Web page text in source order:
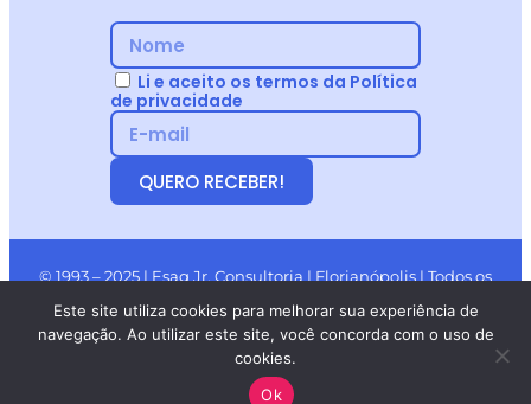
Li e aceito os termos da Política
de privacidade
QUERO RECEBER!
© 1993 – 2025 | Esag Jr. Consultoria | Florianópolis | Todos os
Este site utiliza cookies para melhorar sua experiência de
navegação. Ao utilizar este site, você concorda com o uso de
cookies.
Ok